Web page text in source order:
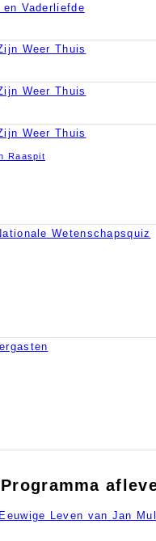
en Vaderliefde
Weer Thuis
Weer Thuis
Weer Thuis
Raaspit
Wetenschapsquiz
Leven van Jan